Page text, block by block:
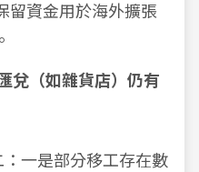
留資金用於海外擴張
兌（如雜貨店）仍有
一是部分移工存在數